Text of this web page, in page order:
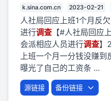
k.sina.com.cn 2023-02-21
人社局回应上班1个月反
进行调查 【#人社局回应
会派相应人员进行调查】
上班一个月一分钱没赚
曝光了自己的工资条 ...
源链接 备份链接